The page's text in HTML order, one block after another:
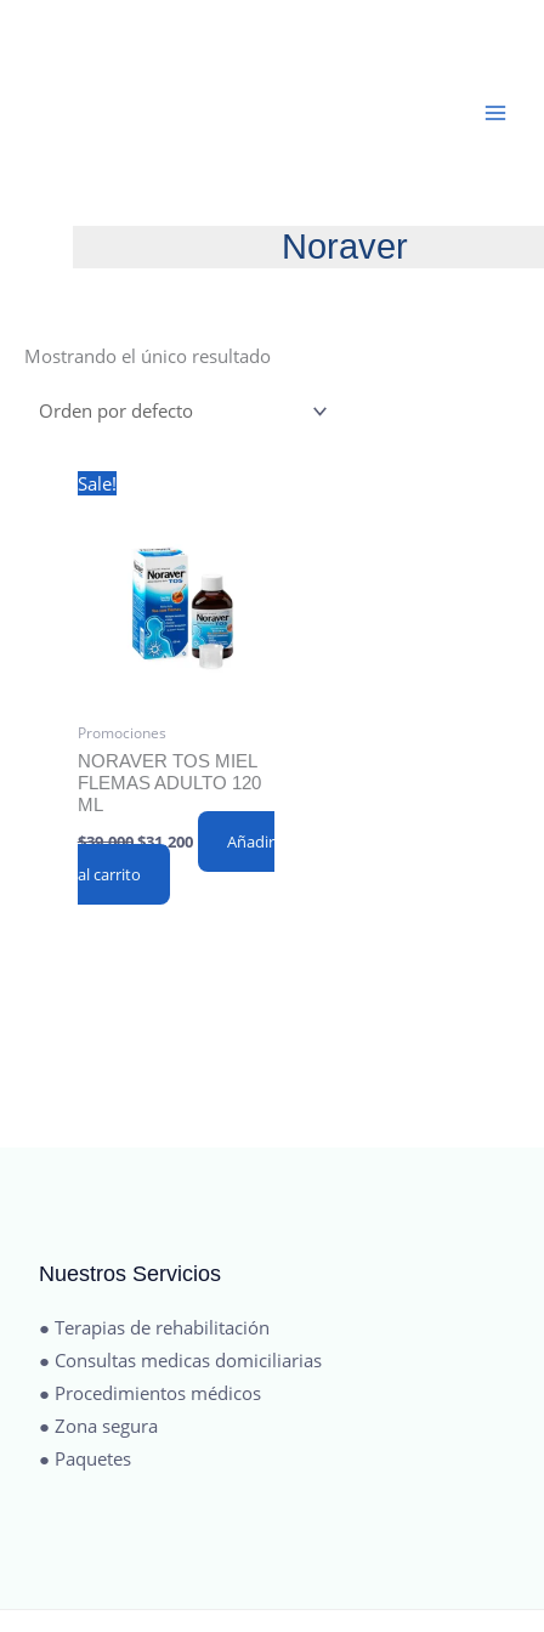
Noraver
Mostrando el único resultado
Sale!
Promociones
NORAVER TOS MIEL
FLEMAS ADULTO 120
ML
$39,000Original
price
was:
$39,000.
$31,200Current
price
is:
Añadir
al carrito
Nuestros Servicios
● Terapias de rehabilitación
● Consultas medicas domiciliarias
● Procedimientos médicos
● Zona segura
● Paquetes